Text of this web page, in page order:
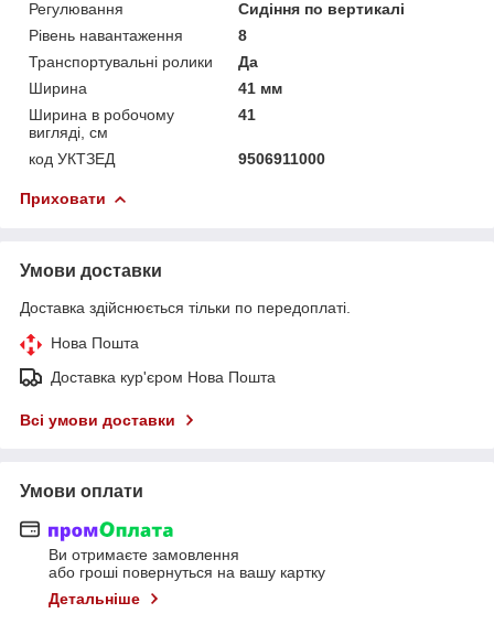
Регулювання
Сидіння по вертикалі
Рівень навантаження
8
Транспортувальні ролики
Да
Ширина
41 мм
Ширина в робочому
вигляді, см
41
код УКТЗЕД 9506911000
Приховати
Умови доставки
Доставка здійснюється тільки по передоплаті.
Нова Пошта
Доставка кур'єром Нова Пошта
Всі умови доставки
Умови оплати
Ви отримаєте замовлення
або гроші повернуться на вашу картку
Детальніше